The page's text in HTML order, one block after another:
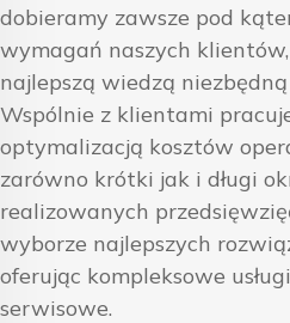
dobieramy zawsze pod
wymagań naszych
najlepszą wiedzą
Wspólnie z klientami
optymalizacją kosztów
zarówno krótki jak i długi
realizowanych
wyborze najlepszych
oferując kompleksowe
serwisowe.